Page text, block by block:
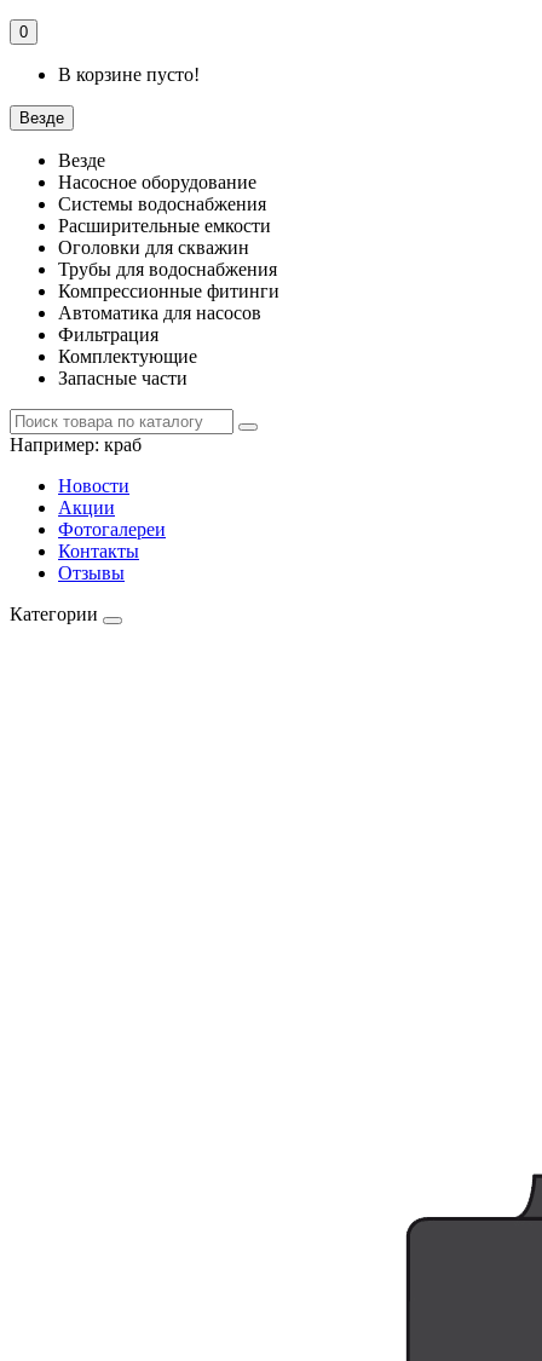
0
В корзине пусто!
Везде
Везде
Насосное оборудование
Системы водоснабжения
Расширительные емкости
Оголовки для скважин
Трубы для водоснабжения
Компрессионные фитинги
Автоматика для насосов
Фильтрация
Комплектующие
Запасные части
Например: краб
Новости
Акции
Фотогалереи
Контакты
Отзывы
Категории